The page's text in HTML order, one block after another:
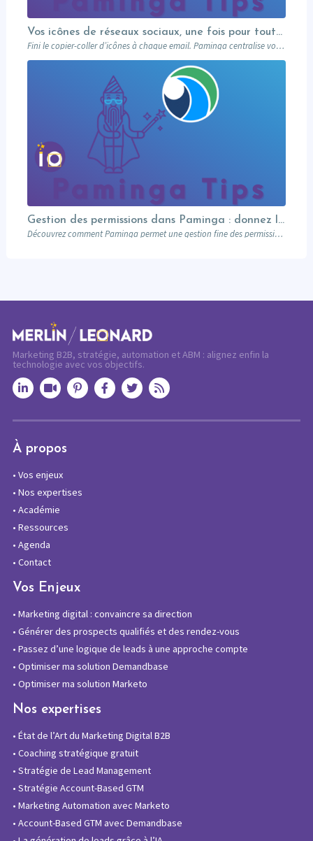
Vos icônes de réseaux sociaux, une fois pour toutes
Fini le copier-coller d’icônes à chaque email. Paminga centralise vos profils sociaux et les met à disposition de toute l’équipe via un élément dédié. Découvrez comment en 5 minutes.
Gestion des permissions dans Paminga : donnez les bons droits aux bonnes personnes
Découvrez comment Paminga permet une gestion fine des permissions : rôles, équipes, workspaces et contrôle au niveau des champs. Sécurisez votre marketing automation.
Marketing B2B, stratégie, automation et ABM : alignez enfin la
technologie avec vos objectifs.
À propos
• Vos enjeux
• Nos expertises
• Académie
• Ressources
• Agenda
• Contact
Vos Enjeux
• Marketing digital : convaincre sa direction
• Générer des prospects qualifiés et des rendez-vous
• Passez d’une logique de leads à une approche compte
• Optimiser ma solution Demandbase
• Optimiser ma solution Marketo
Nos expertises
• État de l’Art du Marketing Digital B2B
• Coaching stratégique gratuit
• Stratégie de Lead Management
• Stratégie Account-Based GTM
• Marketing Automation avec Marketo
• Account-Based GTM avec Demandbase